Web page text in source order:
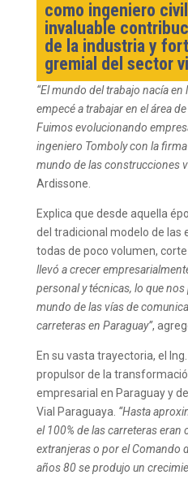
como ingeniero
invaluable
de la industria y
gremial del sector
“El mundo del trabajo nacía
empecé a trabajar en el área
Fuimos evolucionando
ingeniero Tomboly con la
mundo de las construcciones
Ardissone.
Explica que desde aquella
del tradicional modelo de las
todas de poco volumen,
llevó a crecer
personal y técnicas, lo que
mundo de las vías de
carreteras en Paraguay”,
En su vasta trayectoria, el
propulsor de la
empresarial en Paraguay y
Vial Paraguaya. “Hasta
el 100% de las carreteras
extranjeras o por el Comando
años 80 se produjo un